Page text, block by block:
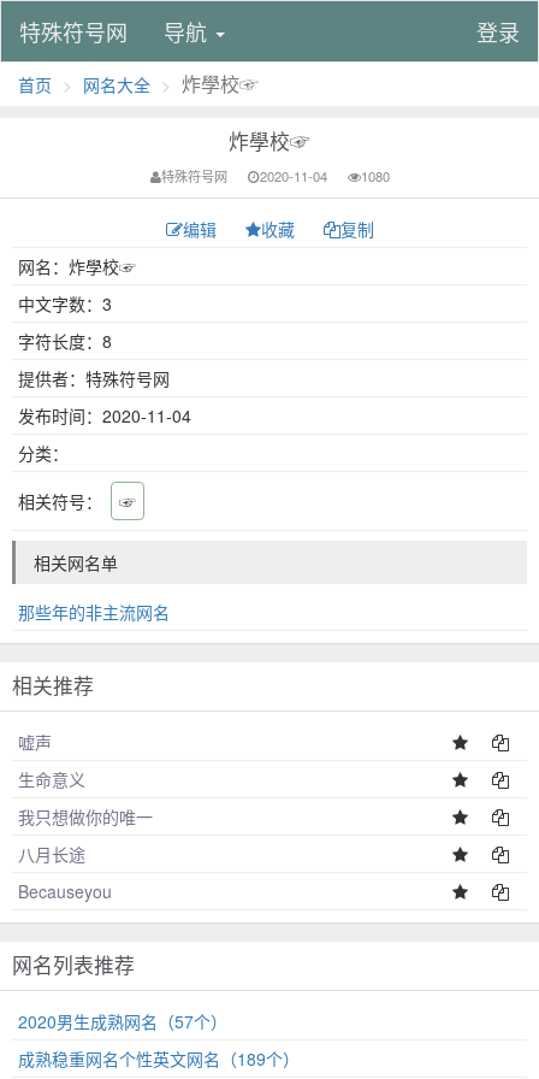
特殊符号网 导航 登录
首页 网名大全 炸學校☞
炸學校☞
特殊符号网 2020-11-04 1080
编辑 收藏
复制
网名：炸學校☞
中文字数：3
字符长度：8
提供者：特殊符号网
发布时间：2020-11-04
分类：
相关符号：
☞
相关网名单
那些年的非主流网名
相关推荐
嘘声
生命意义
我只想做你的唯一
八月长途
Becauseyou
网名列表推荐
2020男生成熟网名（57个）
成熟稳重网名个性英文网名（189个）